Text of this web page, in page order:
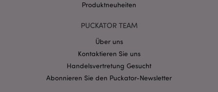
Produktneuheiten
PUCKATOR TEAM
Über uns
Kontaktieren Sie uns
Handelsvertretung Gesucht
Abonnieren Sie den Puckator-Newsletter